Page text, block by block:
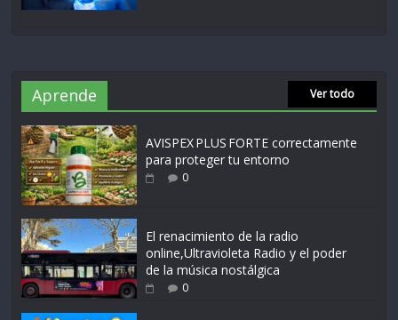
Aprende Ver todo
AVISPEX PLUS FORTE correctamente
para proteger tu entorno
0
El renacimiento de la radio
online,Ultravioleta Radio y el poder
de la música nostálgica
0